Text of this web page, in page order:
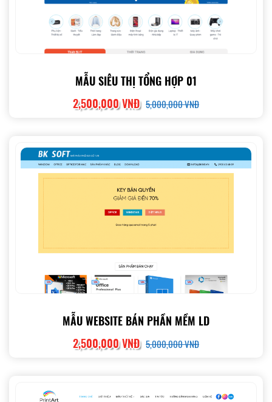
MẪU SIÊU THỊ TỔNG HỢP 01
2,500,000 VNĐ 5,000,000 VNĐ
MẪU WEBSITE BÁN PHẦN MỀM LD
2,500,000 VNĐ 5,000,000 VNĐ